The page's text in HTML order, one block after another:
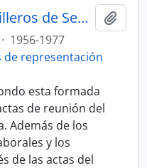
Jurado de Empresa Astilleros de Sevilla
· 1956-1977
de representación
esta formada
de reunión del
Además de los
y los
de las actas del